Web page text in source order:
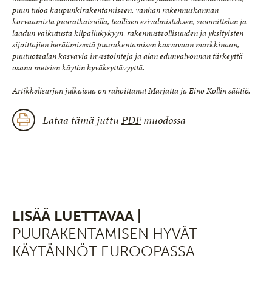
puun tuloa kaupunkirakentamiseen, vanhan rakennuskannan
korvaamista puuratkaisuilla, teollisen esivalmistuksen, suunnittelun ja
laadun vaikutusta kilpailukykyyn, rakennusteollisuuden ja yksityisten
sijoittajien heräämisestä puurakentamisen kasvavaan markkinaan,
puutuotealan kasvavia investointeja ja alan edunvalvonnan tärkeyttä
osana metsien käytön hyväksyttävyyttä.
Artikkelisarjan julkaisua on rahoittanut Marjatta ja Eino Kollin säätiö.
Lataa tämä juttu PDFmuodossa
LISÄÄ LUETTAVAA |
PUURAKENTAMISEN HYVÄT
KÄYTÄNNÖT EUROOPASSA